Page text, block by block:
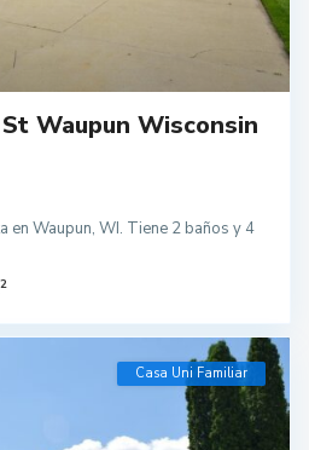
Waupun Wisconsin
en Waupun, WI. Tiene 2 baños y 4
2
Casa Uni Familiar